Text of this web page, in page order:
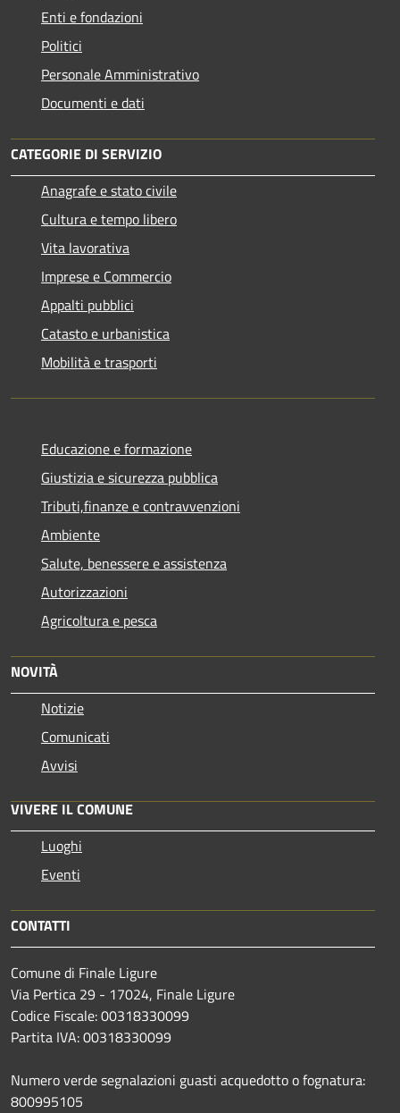
Enti e fondazioni
Politici
Personale Amministrativo
Documenti e dati
CATEGORIE DI SERVIZIO
Anagrafe e stato civile
Cultura e tempo libero
Vita lavorativa
Imprese e Commercio
Appalti pubblici
Catasto e urbanistica
Mobilità e trasporti
Educazione e formazione
Giustizia e sicurezza pubblica
Tributi,finanze e contravvenzioni
Ambiente
Salute, benessere e assistenza
Autorizzazioni
Agricoltura e pesca
NOVITÀ
Notizie
Comunicati
Avvisi
VIVERE IL COMUNE
Luoghi
Eventi
CONTATTI
Comune di Finale Ligure
Via Pertica 29 - 17024, Finale Ligure
Codice Fiscale: 00318330099
Partita IVA: 00318330099
Numero verde segnalazioni guasti acquedotto o fognatura:
800995105